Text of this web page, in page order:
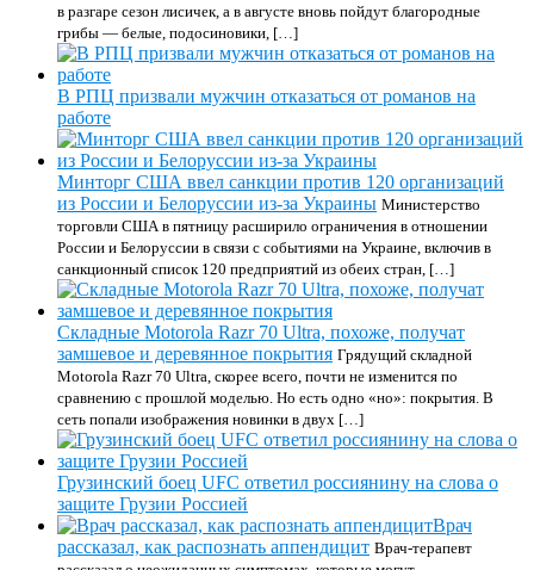
в разгаре сезон лисичек, а в августе вновь пойдут благородные
грибы — белые, подосиновики, […]
В РПЦ призвали мужчин отказаться от романов на
работе
Минторг США ввел санкции против 120 организаций
из России и Белоруссии из-за Украины Министерство
торговли США в пятницу расширило ограничения в отношении
России и Белоруссии в связи с событиями на Украине, включив в
санкционный список 120 предприятий из обеих стран, […]
Складные Motorola Razr 70 Ultra, похоже, получат
замшевое и деревянное покрытия Грядущий складной
Motorola Razr 70 Ultra, скорее всего, почти не изменится по
сравнению с прошлой моделью. Но есть одно «но»: покрытия. В
сеть попали изображения новинки в двух […]
Грузинский боец UFC ответил россиянину на слова о
защите Грузии Россией
Врач
рассказал, как распознать аппендицит Врач-терапевт